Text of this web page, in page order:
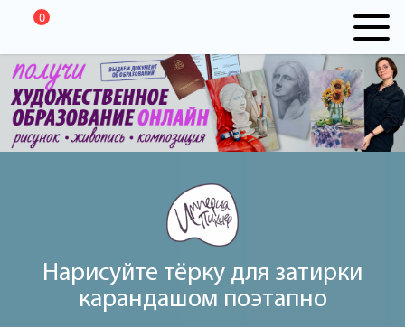
0
Нарисуйте тёрку для затирки
карандашом поэтапно